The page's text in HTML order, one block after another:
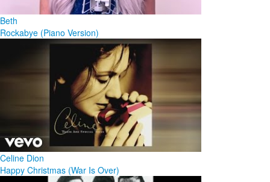
Beth
Rockabye (Piano Version)
Celine Dion
Happy Christmas (War Is Over)